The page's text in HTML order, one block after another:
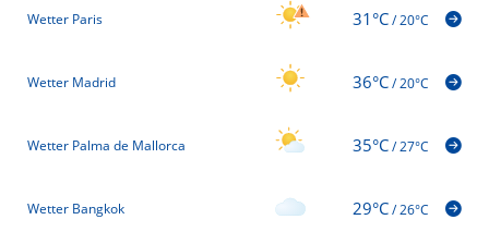
Wetter Paris 31°C/20°C
Wetter Madrid 36°C/20°C
Wetter Palma de Mallorca 35°C/27°C
Wetter Bangkok 29°C/26°C